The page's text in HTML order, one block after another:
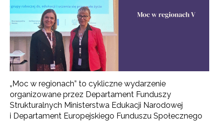
„Moc w regionach” to cykliczne wydarzenie
organizowane przez Departament Funduszy
Strukturalnych Ministerstwa Edukacji Narodowej
i Departament Europejskiego Funduszu Społecznego